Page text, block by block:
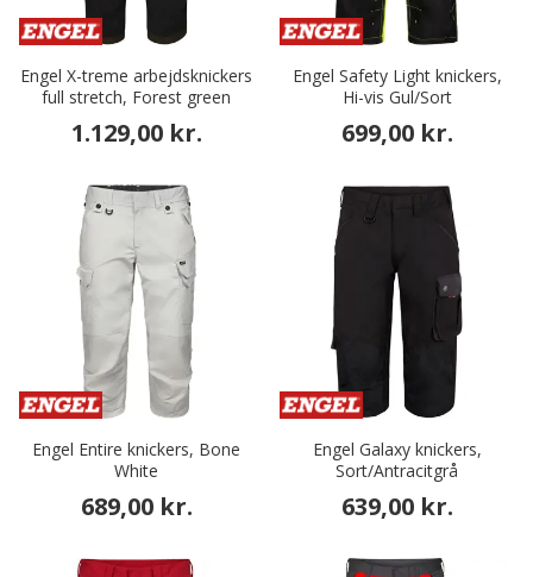
Engel X-treme arbejdsknickers
full stretch, Forest green
1.129,00 kr.
Engel Safety Light knickers,
Hi-vis Gul/Sort
699,00 kr.
Engel Entire knickers, Bone
White
689,00 kr.
Engel Galaxy knickers,
Sort/Antracitgrå
639,00 kr.